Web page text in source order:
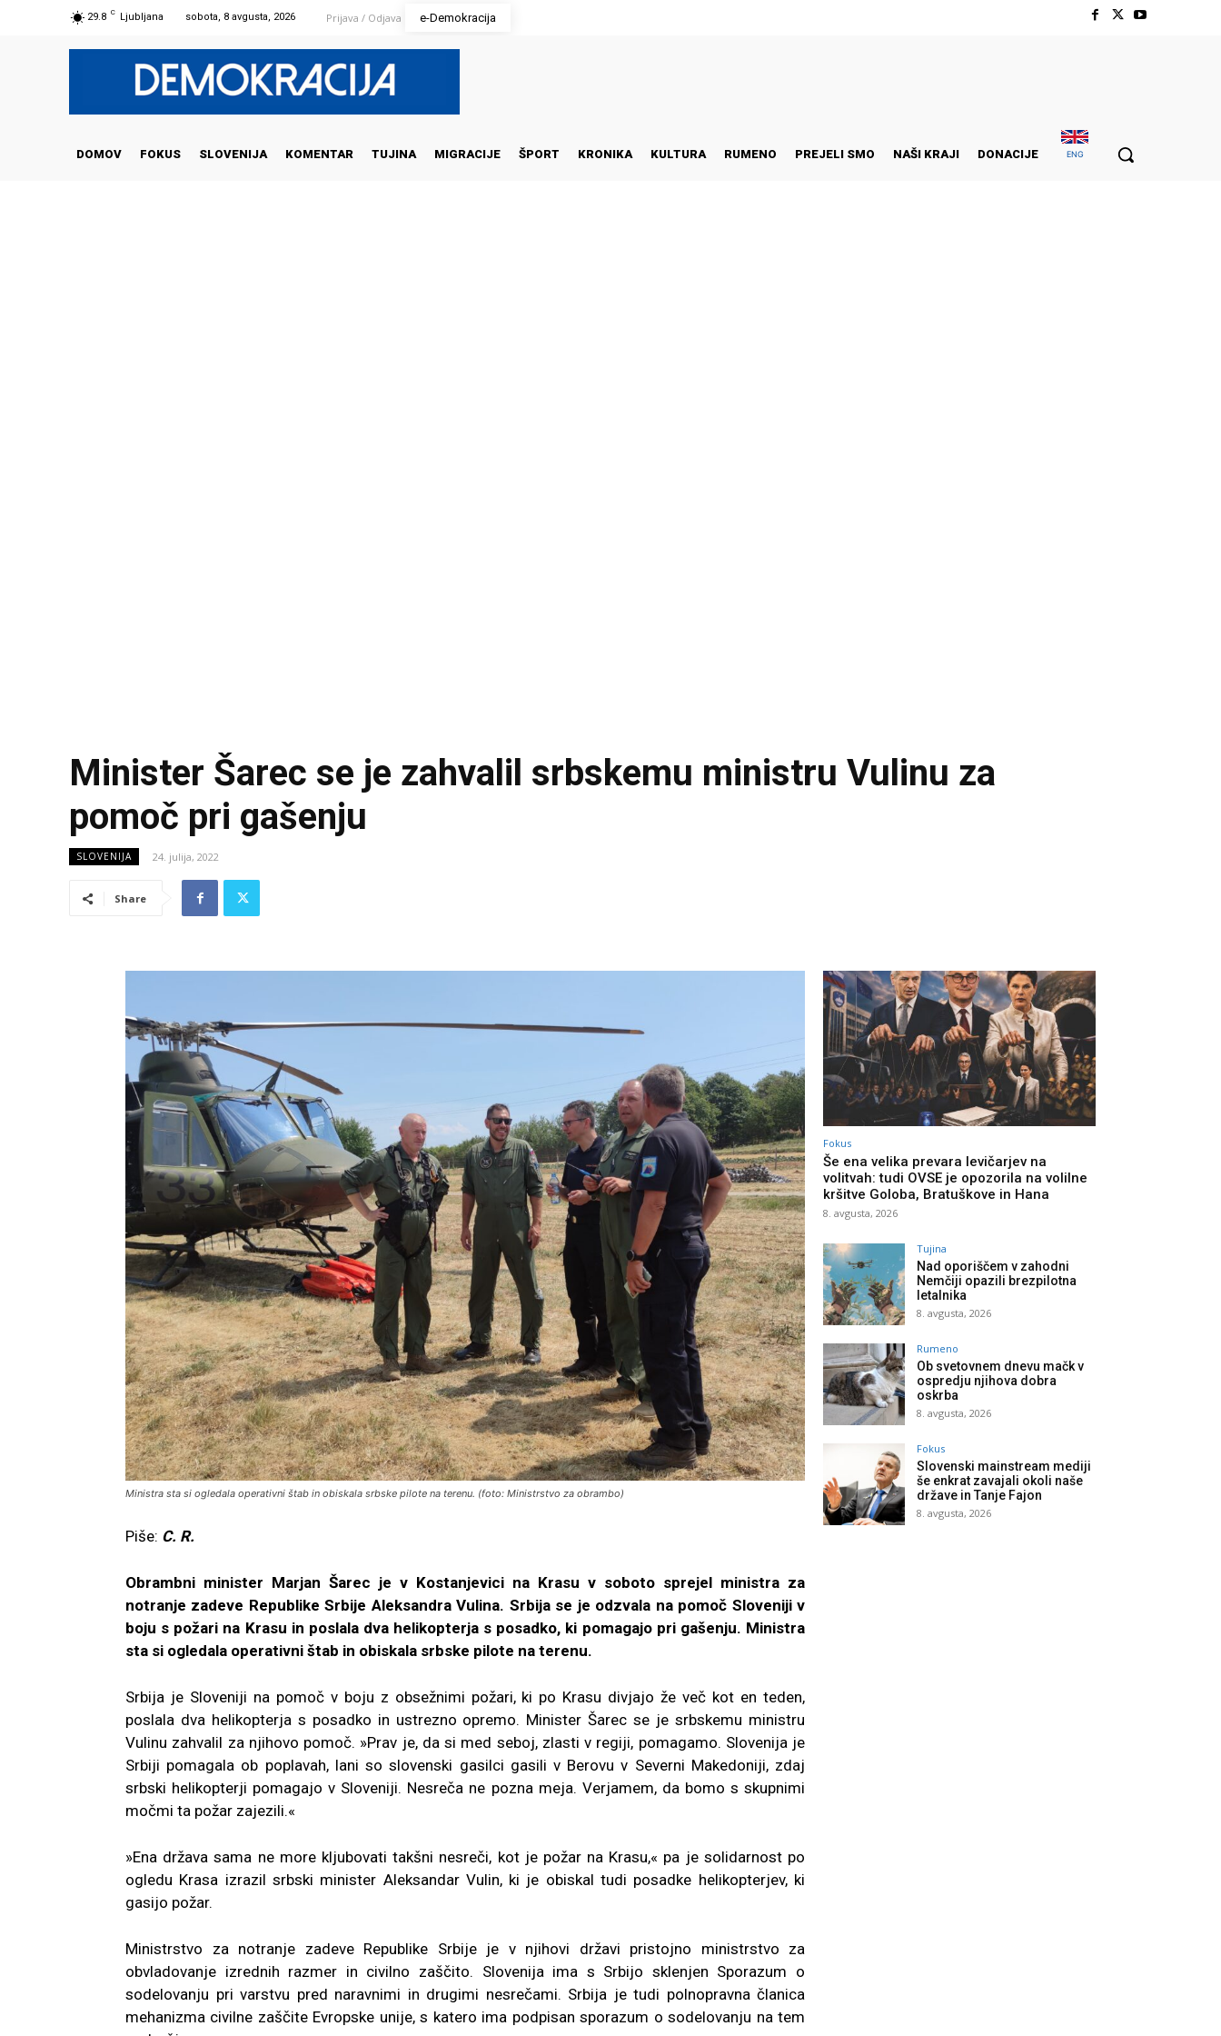
29.8 C Ljubljana sobota, 8 avgusta, 2026 Prijava / Odjava e-Demokracija
DOMOV FOKUS SLOVENIJA KOMENTAR TUJINA MIGRACIJE ŠPORT KRONIKA KULTURA RUMENO PREJELI SMO NAŠI KRAJI DONACIJE ENG
Minister Šarec se je zahvalil srbskemu ministru Vulinu za
pomoč pri gašenju
SLOVENIJA 24. julija, 2022
Share
Ministra sta si ogledala operativni štab in obiskala srbske pilote na terenu. (foto: Ministrstvo za obrambo)
Piše: C. R.
Obrambni minister Marjan Šarec je v Kostanjevici na Krasu v soboto sprejel ministra za
notranje zadeve Republike Srbije Aleksandra Vulina. Srbija se je odzvala na pomoč Sloveniji v
boju s požari na Krasu in poslala dva helikopterja s posadko, ki pomagajo pri gašenju. Ministra
sta si ogledala operativni štab in obiskala srbske pilote na terenu.
Srbija je Sloveniji na pomoč v boju z obsežnimi požari, ki po Krasu divjajo že več kot en teden,
poslala dva helikopterja s posadko in ustrezno opremo. Minister Šarec se je srbskemu ministru
Vulinu zahvalil za njihovo pomoč. »Prav je, da si med seboj, zlasti v regiji, pomagamo. Slovenija je
Srbiji pomagala ob poplavah, lani so slovenski gasilci gasili v Berovu v Severni Makedoniji, zdaj
srbski helikopterji pomagajo v Sloveniji. Nesreča ne pozna meja. Verjamem, da bomo s skupnimi
močmi ta požar zajezili.«
»Ena država sama ne more kljubovati takšni nesreči, kot je požar na Krasu,« pa je solidarnost po
ogledu Krasa izrazil srbski minister Aleksandar Vulin, ki je obiskal tudi posadke helikopterjev, ki
gasijo požar.
Ministrstvo za notranje zadeve Republike Srbije je v njihovi državi pristojno ministrstvo za
obvladovanje izrednih razmer in civilno zaščito. Slovenija ima s Srbijo sklenjen Sporazum o
sodelovanju pri varstvu pred naravnimi in drugimi nesrečami. Srbija je tudi polnopravna članica
mehanizma civilne zaščite Evropske unije, s katero ima podpisan sporazum o sodelovanju na tem
Fokus
Še ena velika prevara levičarjev na
volitvah: tudi OVSE je opozorila na volilne
kršitve Goloba, Bratuškove in Hana
8. avgusta, 2026
Tujina
Nad oporiščem v zahodni
Nemčiji opazili brezpilotna
letalnika
8. avgusta, 2026
Rumeno
Ob svetovnem dnevu mačk v
ospredju njihova dobra
oskrba
8. avgusta, 2026
Fokus
Slovenski mainstream mediji
še enkrat zavajali okoli naše
države in Tanje Fajon
8. avgusta, 2026